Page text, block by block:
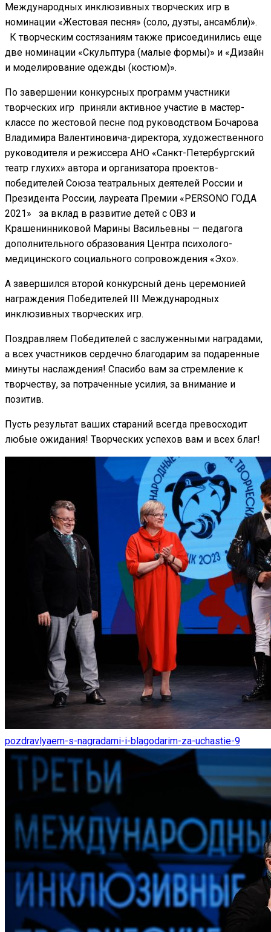
Международных инклюзивных творческих игр в
номинации «Жестовая песня» (соло, дуэты, ансамбли)».
К творческим состязаниям также присоединились еще
две номинации «Скульптура (малые формы)» и «Дизайн
и моделирование одежды (костюм)».
По завершении конкурсных программ участники
творческих игр приняли активное участие в мастер-
классе по жестовой песне под руководством Бочарова
Владимира Валентиновича-директора, художественного
руководителя и режиссера АНО «Санкт-Петербургский
театр глухих» автора и организатора проектов-
победителей Союза театральных деятелей России и
Президента России, лауреата Премии «PERSONO ГОДА
2021» за вклад в развитие детей с ОВЗ и
Крашенинниковой Марины Васильевны — педагога
дополнительного образования Центра психолого-
медицинского социального сопровождения «Эхо».
А завершился второй конкурсный день церемонией
награждения Победителей III Международных
инклюзивных творческих игр.
Поздравляем Победителей с заслуженными наградами,
а всех участников сердечно благодарим за подаренные
минуты наслаждения! Спасибо вам за стремление к
творчеству, за потраченные усилия, за внимание и
позитив.
Пусть результат ваших стараний всегда превосходит
любые ожидания! Творческих успехов вам и всех благ!
pozdravlyaem-s-nagradami-i-blagodarim-za-uchastie-9